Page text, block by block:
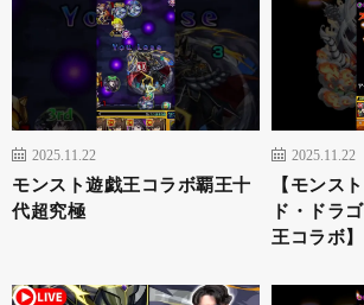
2025.11.22
モンスト遊戯王コラボ覇王十
代超究極
2025.11.22
【モンス
ド・ドラ
王コラボ】